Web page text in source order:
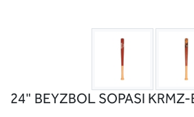
24" BEYZBOL SOPASI